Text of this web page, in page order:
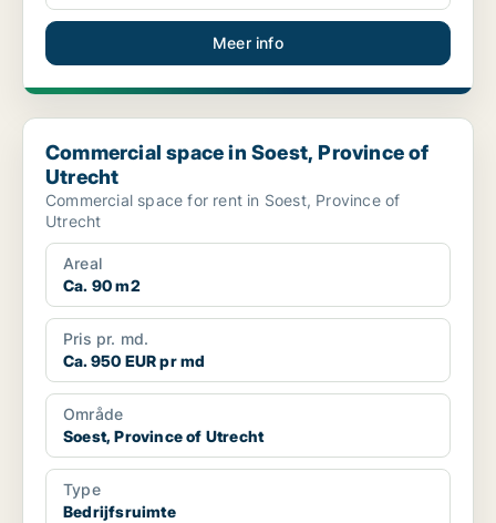
Meer info
Commercial space in Soest, Province of Utrecht
Commercial space in Soest, Province of
Utrecht
Commercial space for rent in Soest, Province of
Utrecht
Areal
Ca. 90 m2
Pris pr. md.
Ca. 950 EUR pr md
Område
Soest, Province of Utrecht
Type
Bedrijfsruimte